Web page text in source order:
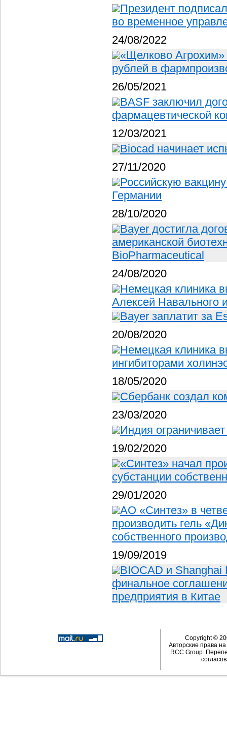
Президент
во временное
24/08/2022
«Щелково
рублей в
26/05/2021
BASF заключил
фармацевтической
12/03/2021
Biocad начинает
27/11/2020
Российскую
Германии
28/10/2020
Bayer достигла
американской
BioPharmaceutical
24/08/2020
Немецкая клиника
Алексей Навального
Bayer заплатит за
20/08/2020
Немецкая клиника
ингибиторами
18/05/2020
Сбербанк создал
23/03/2020
Индия
19/02/2020
«Синтез» начал
субстанции
29/01/2020
АО «Синтез» в
производить гель
собственного
19/09/2019
BIOCAD и Shanghai
финальное
предприятия в Китае
Copyright ©
Авторские права
RCC Group.